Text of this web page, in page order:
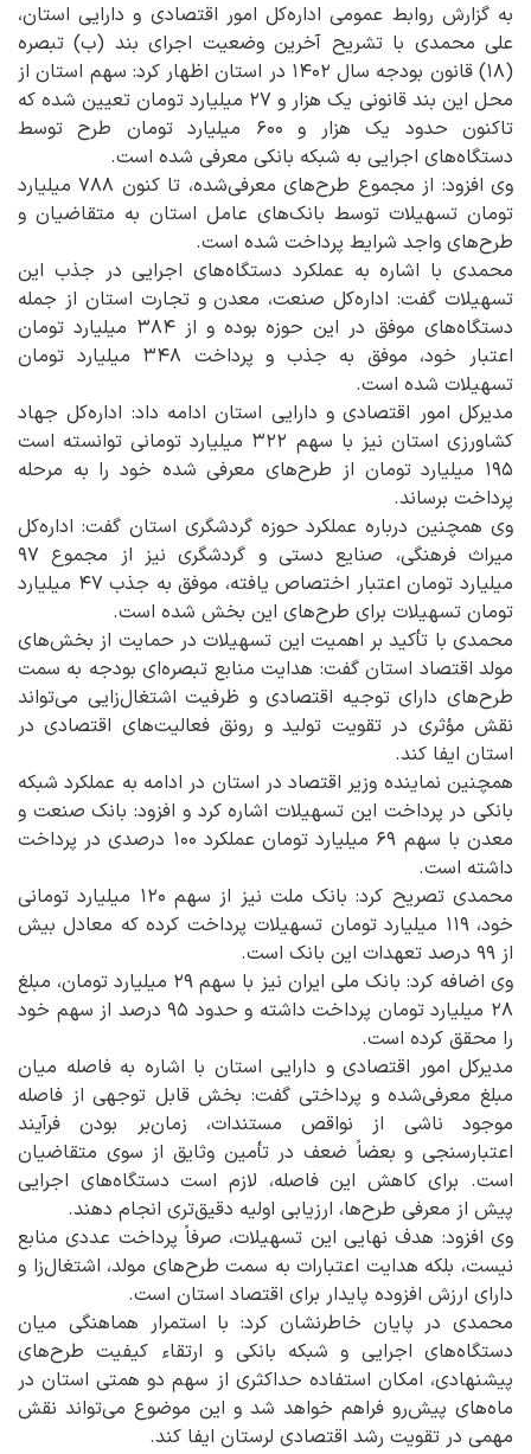
به گزارش روابط عمومی اداره‌کل امور اقتصادی و دارایی استان،
علی محمدی با تشریح آخرین وضعیت اجرای بند (ب) تبصره
(۱۸) قانون بودجه سال ۱۴۰۲ در استان اظهار کرد: سهم استان از
محل این بند قانونی یک هزار و ۲۷ میلیارد تومان تعیین شده که
تاکنون حدود یک هزار و ۶۰۰ میلیارد تومان طرح توسط
دستگاه‌های اجرایی به شبکه بانکی معرفی شده است.
وی افزود: از مجموع طرح‌های معرفی‌شده، تا کنون ۷۸۸ میلیارد
تومان تسهیلات توسط بانک‌های عامل استان به متقاضیان و
طرح‌های واجد شرایط پرداخت شده است.
محمدی با اشاره به عملکرد دستگاه‌های اجرایی در جذب این
تسهیلات گفت: اداره‌کل صنعت، معدن و تجارت استان از جمله
دستگاه‌های موفق در این حوزه بوده و از ۳۸۴ میلیارد تومان
اعتبار خود، موفق به جذب و پرداخت ۳۴۸ میلیارد تومان
تسهیلات شده است.
مدیرکل امور اقتصادی و دارایی استان ادامه داد: اداره‌کل جهاد
کشاورزی استان نیز با سهم ۳۲۲ میلیارد تومانی توانسته است
۱۹۵ میلیارد تومان از طرح‌های معرفی شده خود را به مرحله
پرداخت برساند.
وی همچنین درباره عملکرد حوزه گردشگری استان گفت: اداره‌کل
میراث فرهنگی، صنایع دستی و گردشگری نیز از مجموع ۹۷
میلیارد تومان اعتبار اختصاص یافته، موفق به جذب ۴۷ میلیارد
تومان تسهیلات برای طرح‌های این بخش شده است.
محمدی با تأکید بر اهمیت این تسهیلات در حمایت از بخش‌های
مولد اقتصاد استان گفت: هدایت منابع تبصره‌ای بودجه به سمت
طرح‌های دارای توجیه اقتصادی و ظرفیت اشتغال‌زایی می‌تواند
نقش مؤثری در تقویت تولید و رونق فعالیت‌های اقتصادی در
استان ایفا کند.
همچنین نماینده وزیر اقتصاد در استان در ادامه به عملکرد شبکه
بانکی در پرداخت این تسهیلات اشاره کرد و افزود: بانک صنعت و
معدن با سهم ۶۹ میلیارد تومان عملکرد ۱۰۰ درصدی در پرداخت
داشته است.
محمدی تصریح کرد: بانک ملت نیز از سهم ۱۲۰ میلیارد تومانی
خود، ۱۱۹ میلیارد تومان تسهیلات پرداخت کرده که معادل بیش
از ۹۹ درصد تعهدات این بانک است.
وی اضافه کرد: بانک ملی ایران نیز با سهم ۲۹ میلیارد تومان، مبلغ
۲۸ میلیارد تومان پرداخت داشته و حدود ۹۵ درصد از سهم خود
را محقق کرده است.
مدیرکل امور اقتصادی و دارایی استان با اشاره به فاصله میان
مبلغ معرفی‌شده و پرداختی گفت: بخش قابل توجهی از فاصله
موجود ناشی از نواقص مستندات، زمان‌بر بودن فرآیند
اعتبارسنجی و بعضاً ضعف در تأمین وثایق از سوی متقاضیان
است. برای کاهش این فاصله، لازم است دستگاه‌های اجرایی
پیش از معرفی طرح‌ها، ارزیابی اولیه دقیق‌تری انجام دهند.
وی افزود: هدف نهایی این تسهیلات، صرفاً پرداخت عددی منابع
نیست، بلکه هدایت اعتبارات به سمت طرح‌های مولد، اشتغال‌زا و
دارای ارزش افزوده پایدار برای اقتصاد استان است.
محمدی در پایان خاطرنشان کرد: با استمرار هماهنگی میان
دستگاه‌های اجرایی و شبکه بانکی و ارتقاء کیفیت طرح‌های
پیشنهادی، امکان استفاده حداکثری از سهم دو همتی استان در
ماه‌های پیش‌رو فراهم خواهد شد و این موضوع می‌تواند نقش
مهمی در تقویت رشد اقتصادی لرستان ایفا کند.